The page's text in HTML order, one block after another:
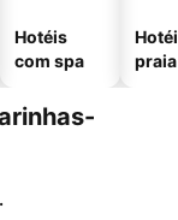
Hotéis
com spa
praia